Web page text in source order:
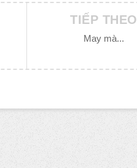
TIẾP THEO
May mà...